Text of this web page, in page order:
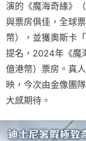
演的《魔海奇緣》
與票房俱佳，全球
幣），並獲奧斯卡
提名，2024年《魔
億港幣）票房。真
映，今次由金像團
大感期待。